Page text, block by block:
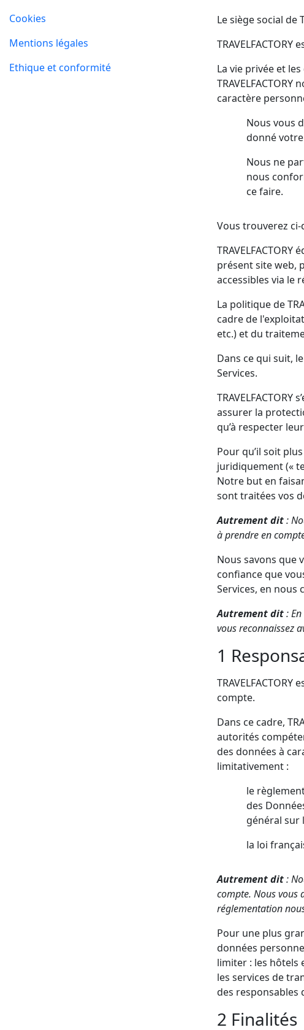
Cookies
Mentions légales
Ethique et conformité
Le siège social de
La vie privée et
caractère
Nous vous
donné
Nous ne
nous
ce faire.
Vous trouverez
présent site web,
accessibles via le
La politique de
cadre de
etc.) et du
Dans ce qui suit,
Services.
assurer la
qu’à respecter
Pour qu’il soit
juridiquement («
Notre but en
sont traitées vos
Autrement dit:
à prendre en
Nous savons que
confiance que
Services, en
Autrement dit:
vous reconnaissez
1
compte.
Dans ce cadre,
autorités
des données à
limitativement :
le
des
général sur
la loi
Autrement dit:
compte. Nous vous
réglementation
Pour une plus
données
limiter : les hôtels
les services de
des responsables
2 Finalités